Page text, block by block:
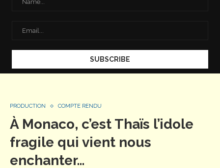
PRODUCTION COMPTE RENDU
À Monaco, c’est Thaïs l’idole
fragile qui vient nous
enchanter…